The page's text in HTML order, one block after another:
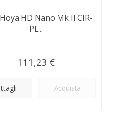
HD Nano Mk II CIR-
PL...
111,23 €
Acquista